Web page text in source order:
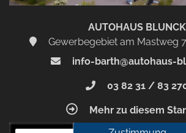
AUTOHAUS BLUNCK
Gewerbegebiet am Mastweg
info-barth@autohaus-
03 82 31 / 83
Mehr zu diesem